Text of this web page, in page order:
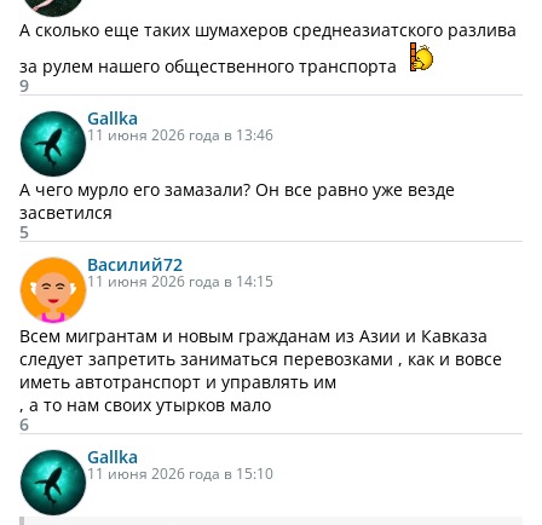
А сколько еще таких шумахеров среднеазиатского разлива
за рулем нашего общественного транспорта
9
Gallka
11 июня 2026 года в 13:46
А чего мурло его замазали? Он все равно уже везде
засветился
5
Василий72
11 июня 2026 года в 14:15
Всем мигрантам и новым гражданам из Азии и Кавказа
следует запретить заниматься перевозками , как и вовсе
иметь автотранспорт и управлять им
, а то нам своих утырков мало
6
Gallka
11 июня 2026 года в 15:10